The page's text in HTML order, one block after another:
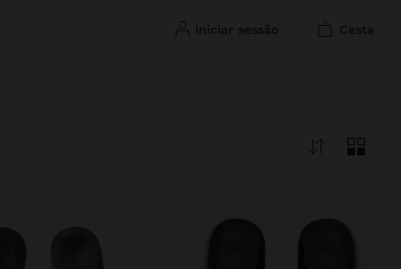
iniciar sessão cesta